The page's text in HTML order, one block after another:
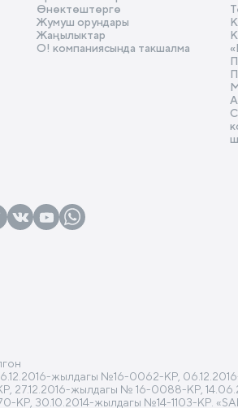
Өнөктөштөргө
Жумуш орундары
Жаңылыктар
О! компаниясында такшалма
жылдагы №16-0062-КР,
27.12.2016-жылдагы № 16-0088-КР,
30.10.2014-жылдагы №14-1103-КР.